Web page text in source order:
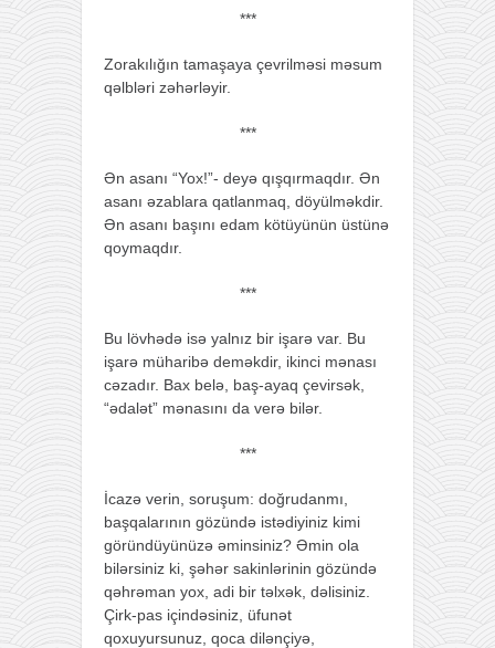
***
Zorakılığın tamaşaya çevrilməsi məsum
qəlbləri zəhərləyir.
***
Ən asanı “Yox!”- deyə qışqırmaqdır. Ən
asanı əzablara qatlanmaq, döyülməkdir.
Ən asanı başını edam kötüyünün üstünə
qoymaqdır.
***
Bu lövhədə isə yalnız bir işarə var. Bu
işarə müharibə deməkdir, ikinci mənası
cəzadır. Bax belə, baş-ayaq çevirsək,
“ədalət” mənasını da verə bilər.
***
İcazə verin, soruşum: doğrudanmı,
başqalarının gözündə istədiyiniz kimi
göründüyünüzə əminsiniz? Əmin ola
bilərsiniz ki, şəhər sakinlərinin gözündə
qəhrəman yox, adi bir təlxək, dəlisiniz.
Çirk-pas içindəsiniz, üfunət
qoxuyursunuz, qoca dilənçiyə,